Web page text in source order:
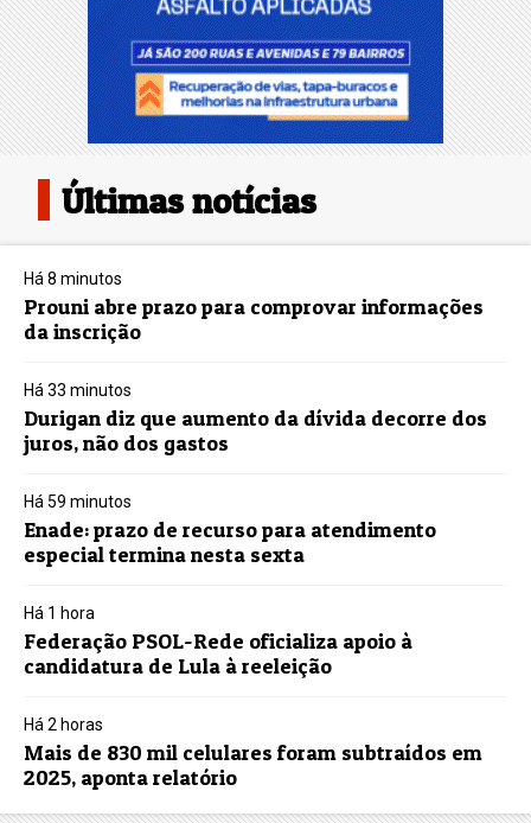
Últimas notícias
Há 8 minutos
Prouni abre prazo para comprovar informações
da inscrição
Há 33 minutos
Durigan diz que aumento da dívida decorre dos
juros, não dos gastos
Há 59 minutos
Enade: prazo de recurso para atendimento
especial termina nesta sexta
Há 1 hora
Federação PSOL-Rede oficializa apoio à
candidatura de Lula à reeleição
Há 2 horas
Mais de 830 mil celulares foram subtraídos em
2025, aponta relatório